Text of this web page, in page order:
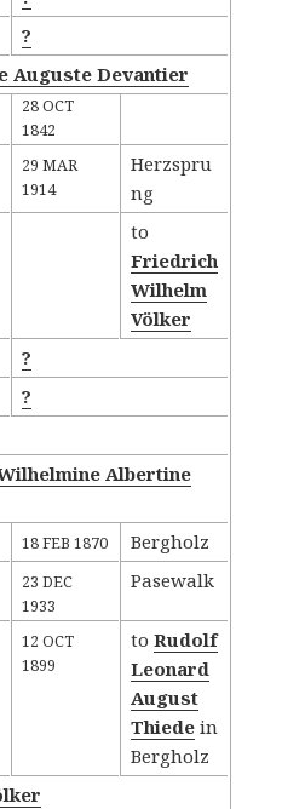
?
Auguste Devantier
28 OCT
1842
29 MAR
1914
Herzspru
ng
to
Friedrich
Wilhelm
Völker
?
?
Albertine
18 FEB 1870
Bergholz
23 DEC
1933
Pasewalk
12 OCT
1899
to Rudolf
Leonard
August
Thiede in
Bergholz